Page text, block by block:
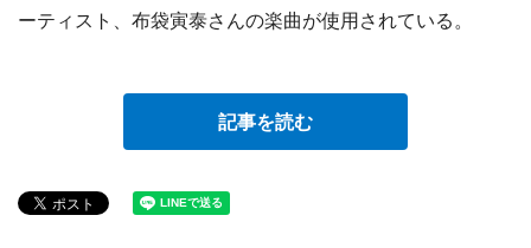
ーティスト、布袋寅泰さんの楽曲が使用されている。
記事を読む